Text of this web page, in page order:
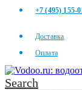
+7 (495) 155-
Доставка
Оплата
Search